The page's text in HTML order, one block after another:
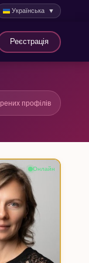
Українська ▼
Реєстрація
профілів
Онлайн